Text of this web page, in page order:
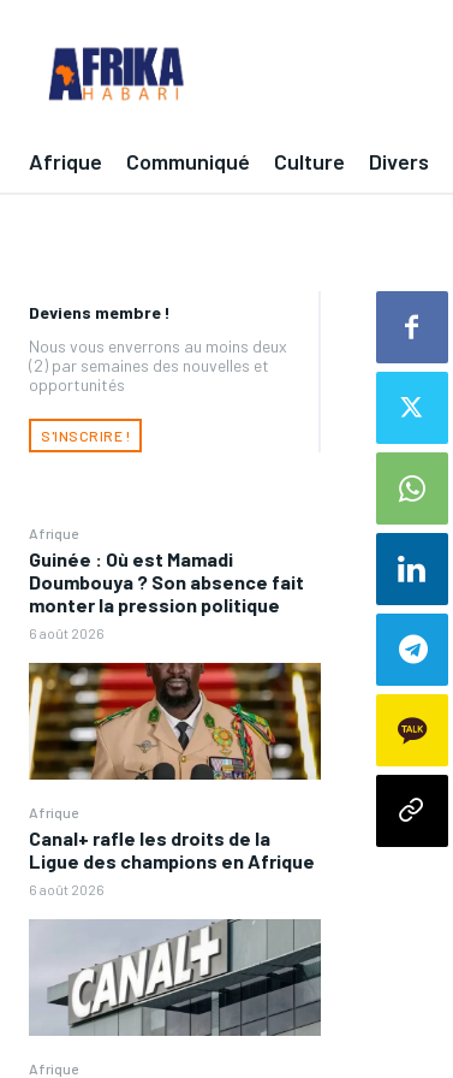
Afrique Communiqué Culture Divers
Deviens membre !
Nous vous enverrons au moins deux
(2) par semaines des nouvelles et
opportunités
S'INSCRIRE !
Afrique
Guinée : Où est Mamadi
Doumbouya ? Son absence fait
monter la pression politique
6 août 2026
Afrique
Canal+ rafle les droits de la
Ligue des champions en Afrique
6 août 2026
Afrique